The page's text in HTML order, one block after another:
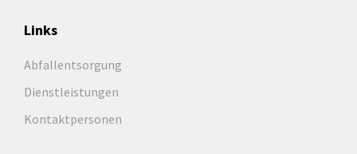
Links
Abfallentsorgung
Dienstleistungen
Kontaktpersonen